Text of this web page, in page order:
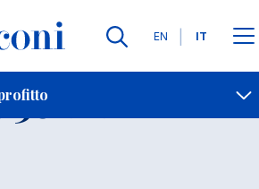
Lingue
EN IT
Contatti
Open